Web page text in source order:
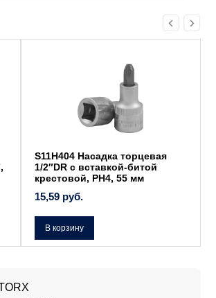
S11H404 Насадка торцевая
1/2″DR с вставкой-битой
крестовой, РН4, 55 мм
15,59 руб.
В корзину